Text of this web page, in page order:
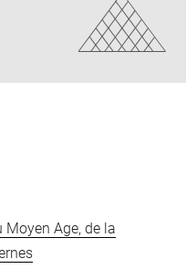
Moyen Age, de la